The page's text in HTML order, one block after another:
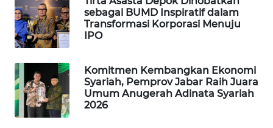
sebagai BUMD Inspiratif dalam
Transformasi Korporasi Menuju
IPO
Komitmen Kembangkan Ekonomi
Syariah, Pemprov Jabar Raih Juara
Umum Anugerah Adinata Syariah
2026
METRO
SIANTAR
NEWS
METRO
MEDAN
NEWS
METRO